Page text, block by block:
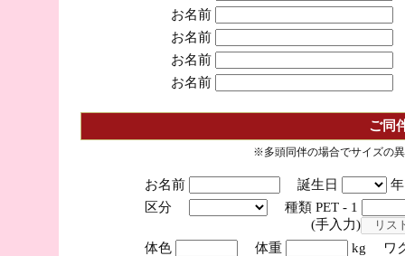
お名前
お名前
お名前
お名前
ご同
※多頭同伴の場合でサイズの
お名前 誕生日
区分
種類 PET - 1
(手入力)
体色
体重 kg ワ